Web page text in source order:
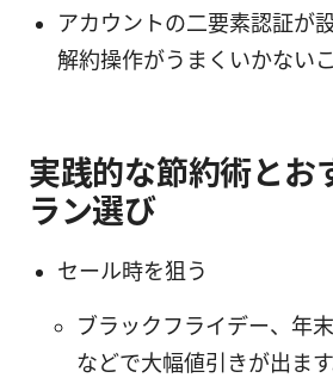
アカウントの二要素認証が
解約操作がうまくいかない
実践的な節約術とお
ラン選び
セール時を狙う
ブラックフライデー、年
などで大幅値引きが出ま